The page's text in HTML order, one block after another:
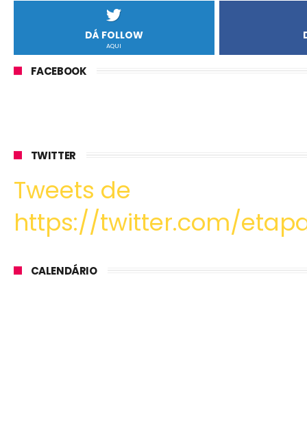
DÁ FOLLOW
AQUI
FACEBOOK
TWITTER
Tweets de
https://twitter.com/
CALENDÁRIO